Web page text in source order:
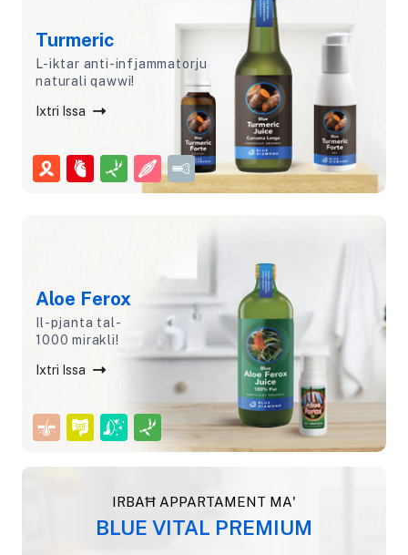
Turmeric
L-iktar anti-infjammatorju
naturali qawwi!
Ixtri Issa
Aloe Ferox
Il-pjanta tal-
1000 mirakli!
Ixtri Issa
IRBAĦ APPARTAMENT MA'
BLUE VITAL PREMIUM